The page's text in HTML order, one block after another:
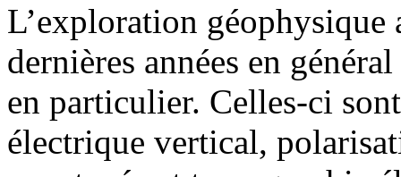
L’exploration géophysique
dernières années en
en particulier. Celles-ci
électrique vertical,